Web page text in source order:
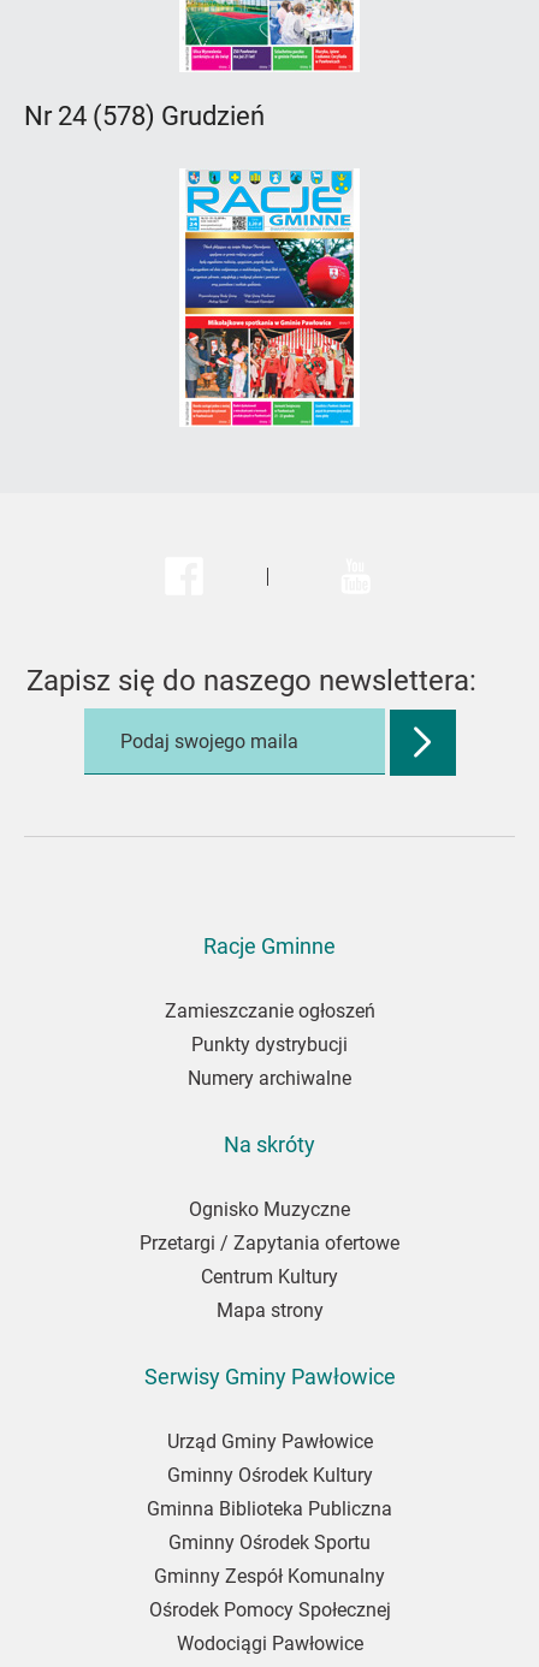
Nr 24 (578) Grudzień
Zapisz się do naszego newslettera:
Racje Gminne
Zamieszczanie ogłoszeń
Punkty dystrybucji
Numery archiwalne
Na skróty
Ognisko Muzyczne
Przetargi / Zapytania ofertowe
Centrum Kultury
Mapa strony
Serwisy Gminy Pawłowice
Urząd Gminy Pawłowice
Gminny Ośrodek Kultury
Gminna Biblioteka Publiczna
Gminny Ośrodek Sportu
Gminny Zespół Komunalny
Ośrodek Pomocy Społecznej
Wodociągi Pawłowice